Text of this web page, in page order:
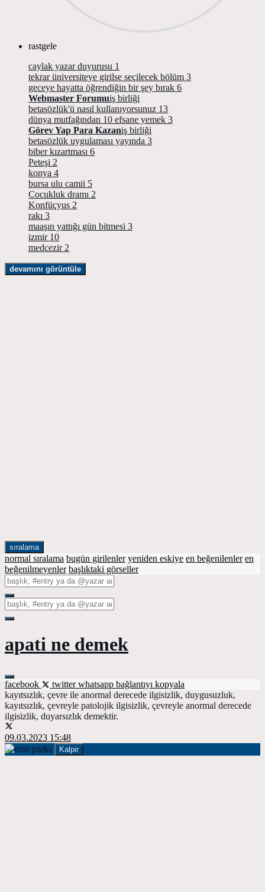
rastgele
caylak yazar duyurusu 1
tekrar üniversiteye girilse seçilecek bölüm 3
geceye hayatta öğrendiğin bir şey bırak 6
Webmaster Forumuiş birliği
betasözlük'ü nasıl kullanıyorsunuz 13
dünya mutfağından 10 efsane yemek 3
Görev Yap Para Kazaniş birliği
betasözlük uygulaması yayında 3
biber kızartması 6
Peteşi 2
konya 4
bursa ulu camii 5
Çocukluk dramı 2
Konfüçyus 2
rakı 3
maaşın yattığı gün bitmesi 3
izmir 10
medcezir 2
devamını görüntüle
sıralama
normal sıralama bugün girilenler yeniden eskiye en beğenilenler en
beğenilmeyenler başlıktaki görseller
apati ne demek
facebook twitterwhatsapp bağlantıyı kopyala
kayıtsızlık, çevre ile anormal derecede ilgisizlik, duygusuzluk,
kayıtsızlık, çevreyle patolojik ilgisizlik, çevreyle anormal derecede
ilgisizlik, duyarsızlık demektir.
09.03.2023 15:48
Kalpir